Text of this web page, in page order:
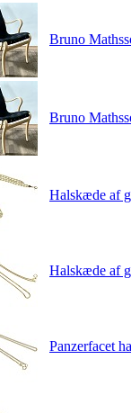
Bruno
Bruno
Halskæde af
Halskæde af
Panzerfacet